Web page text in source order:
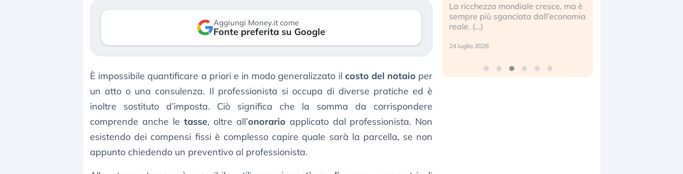
Aggiungi Money.it come
Fonte preferita su Google
È impossibile quantificare a priori e in modo generalizzato il costo del notaio per
un atto o una consulenza. Il professionista si occupa di diverse pratiche ed è
inoltre sostituto d’imposta. Ciò significa che la somma da corrispondere
comprende anche le tasse, oltre all’onorario applicato dal professionista. Non
esistendo dei compensi fissi è complesso capire quale sarà la parcella, se non
appunto chiedendo un preventivo al professionista.
3 agosto 2026
Kospi, mentre gli investitori retail (…)
30 luglio 2026
La ricchezza mondiale cresce, ma è
sempre più sganciata dall’economia
reale. (…)
24 luglio 2026